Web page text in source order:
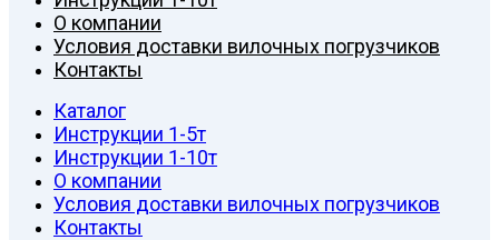
О компании
Условия доставки вилочных погрузчиков
Контакты
Каталог
Инструкции 1-5т
Инструкции 1-10т
О компании
Условия доставки вилочных погрузчиков
Контакты